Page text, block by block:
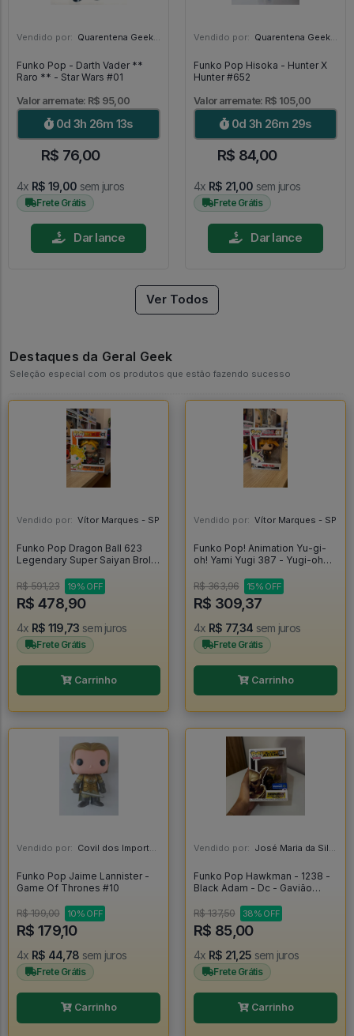
Vendido por: Quarentena Geek Store - SP
Funko Pop - Darth Vader **
Raro ** - Star Wars #01
Valor arremate: R$ 95,00
0d 3h 26m 12s
R$ 76,00
4x R$ 19,00 sem juros
Frete Grátis
Dar lance
Vendido por: Quarentena Geek Store - SP
Funko Pop Hisoka - Hunter X
Hunter #652
Valor arremate: R$ 105,00
0d 3h 26m 28s
R$ 84,00
4x R$ 21,00 sem juros
Frete Grátis
Dar lance
Ver Todos
Destaques da Geral Geek
Seleção especial com os produtos que estão fazendo sucesso
Vendido por: Vítor Marques - SP
Funko Pop Dragon Ball 623
Legendary Super Saiyan Broly
Dragon Ball #623
R$ 591,23 19% OFF
R$ 478,90
4x R$ 119,73 sem juros
Frete Grátis
Carrinho
Vendido por: Vítor Marques - SP
Funko Pop! Animation Yu-gi-
oh! Yami Yugi 387 - Yugi-oh
R$ 363,96
15% OFF
R$ 309,37
4x R$ 77,34 sem juros
Frete Grátis
Carrinho
Vendido por: Covil dos Importados - SP
Funko Pop Jaime Lannister -
Game Of Thrones #10
R$ 199,00 10% OFF
R$ 179,10
4x R$ 44,78 sem juros
Frete Grátis
Carrinho
Vendido por: José Maria da Silva Junior - AL
Funko Pop Hawkman - 1238 -
Black Adam - Dc - Gavião
#1238
R$ 137,50 38% OFF
R$ 85,00
4x R$ 21,25 sem juros
Frete Grátis
Carrinho